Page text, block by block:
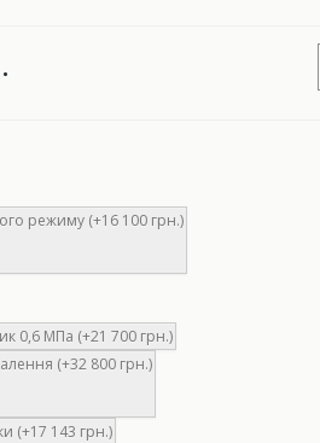
режиму (+16 100 грн.)
0,6 МПа (+21 700 грн.)
(+32 800 грн.)
(+17 143 грн.)